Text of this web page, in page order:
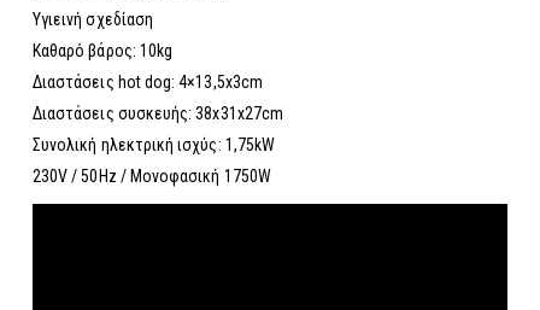
Υγιεινή σχεδίαση
Καθαρό βάρος: 10kg
Διαστάσεις hot dog: 4×13,5x3cm
Διαστάσεις συσκευής: 38x31x27cm
Συνολική ηλεκτρική ισχύς: 1,75kW
230V / 50Hz / Μονοφασική 1750W